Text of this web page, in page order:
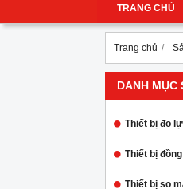
TRANG CHỦ
Trang chủ
DANH MỤC
Thiết bị đo
Thiết bị
Thiết bị so